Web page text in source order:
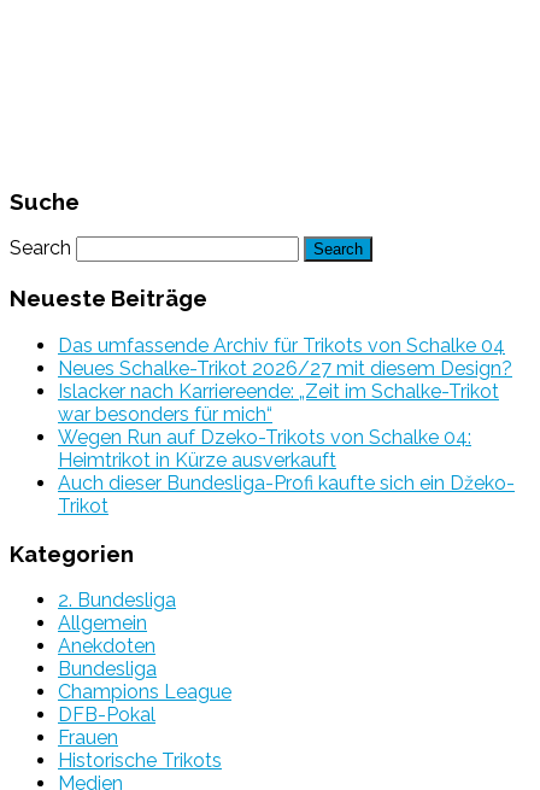
Suche
Search
Neueste Beiträge
Das umfassende Archiv für Trikots von Schalke 04
Neues Schalke-Trikot 2026/27 mit diesem Design?
Islacker nach Karriereende: „Zeit im Schalke-Trikot
war besonders für mich“
Wegen Run auf Dzeko-Trikots von Schalke 04:
Heimtrikot in Kürze ausverkauft
Auch dieser Bundesliga-Profi kaufte sich ein Džeko-
Trikot
Kategorien
2. Bundesliga
Allgemein
Anekdoten
Bundesliga
Champions League
DFB-Pokal
Frauen
Historische Trikots
Medien